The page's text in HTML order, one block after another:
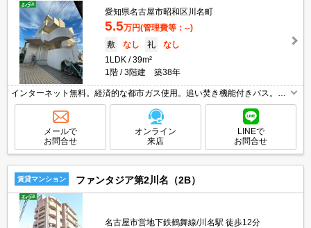
愛知県名古屋市昭和区川名町
5.5万円(管理費等：--)
敷
なし 礼
なし
1LDK
39m²
1階
3階建 築38年
インターネット無料。経済的な都市ガス使用。追い焚き機能付きバス。フ
ァミリーマートへ210m。郵便局へ400m。ドラッグストアへ550m。マク
ドナルドへ900m。スーパーマックスバリューへ1,300m。
メールで
お問合せ
オンライン
来店
LINEで
お問合せ
賃貸マンション ファンタジア第2川名（2B）
名古屋市営地下鉄鶴舞線/川名駅 徒歩12分